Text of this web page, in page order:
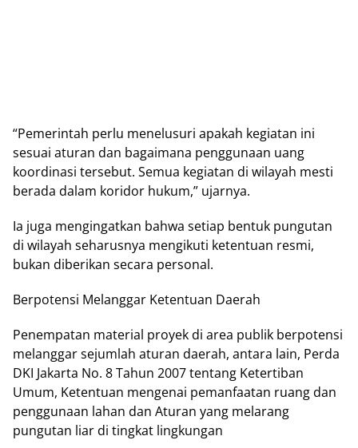
“Pemerintah perlu menelusuri apakah kegiatan ini
sesuai aturan dan bagaimana penggunaan uang
koordinasi tersebut. Semua kegiatan di wilayah mesti
berada dalam koridor hukum,” ujarnya.
Ia juga mengingatkan bahwa setiap bentuk pungutan
di wilayah seharusnya mengikuti ketentuan resmi,
bukan diberikan secara personal.
Berpotensi Melanggar Ketentuan Daerah
Penempatan material proyek di area publik berpotensi
melanggar sejumlah aturan daerah, antara lain, Perda
DKI Jakarta No. 8 Tahun 2007 tentang Ketertiban
Umum, Ketentuan mengenai pemanfaatan ruang dan
penggunaan lahan dan Aturan yang melarang
pungutan liar di tingkat lingkungan